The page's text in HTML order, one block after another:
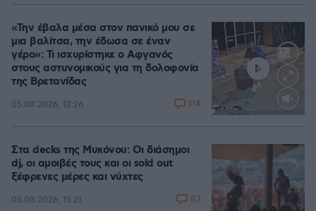
«Την έβαλα μέσα στον πανικό μου σε
μια βαλίτσα, την έδωσα σε έναν
γέρο»: Τι ισχυρίστηκε ο Αφγανός
στους αστυνομικούς για τη δολοφονία
της Βρετανίδας
05.08.2026, 12:26 114
Στα decks της Μυκόνου: Οι διάσημοι
dj, οι αμοιβές τους και οι sold out
ξέφρενες μέρες και νύχτες
05.08.2026, 15:21 87